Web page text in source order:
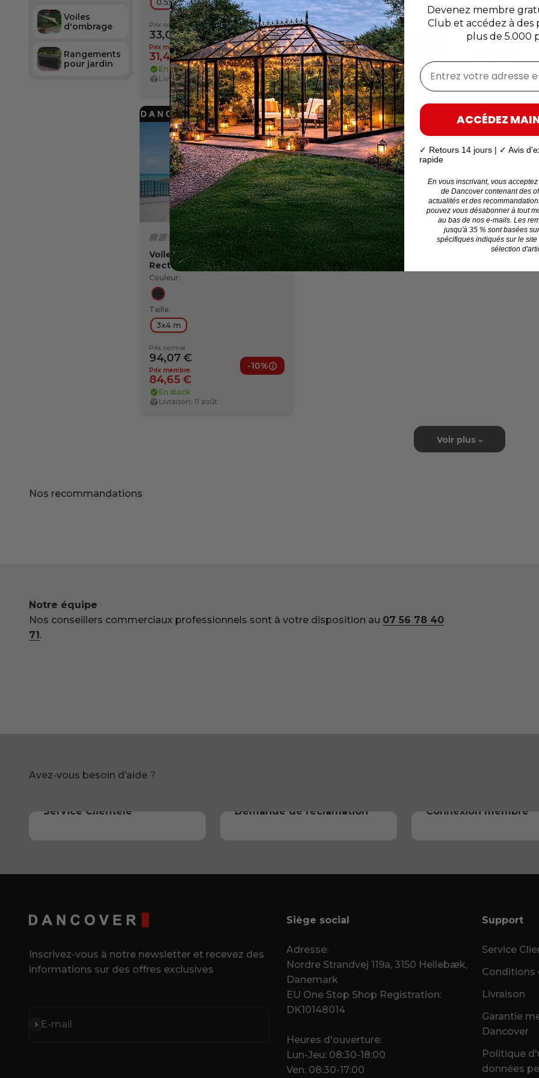
Voiles
d'ombrage
Rangements
pour jardin
Prix normal
33,07 €
Prix membre
31,42 €
-5%
Avantages membre
En stock
Livraison: 11 août
Prix normal
122,58 €
Prix membre
116,45 €
En stock
Livraison: 11-12 août
Prix normal
183,33 €
Livraison: 11
Voile d’ombrage 3x4m,
Rectangulaire, Anthracite
Couleur:
Anthracite
Taille:
3x4 m
Prix normal
94,07 €
Prix membre
84,65 €
-10%
Avantages membre
En stock
Livraison: 11 août
Voir plus
Notre équipe
Nos conseillers commerciaux professionnels sont à votre disposition au 07 56 78 40
71.
Service Clientèle Demande de réclamation Connexion membre
Inscrivez-vous à notre newsletter et recevez des
informations sur des offres exclusives
E-mail
S'inscrire
Siège social
Adresse:
Nordre Strandvej 119a, 3150 Hellebæk,
Danemark
EU One Stop Shop Registration:
DK10148014
Heures d'ouverture:
Lun-Jeu: 08:30-18:00
Ven: 08:30-17:00
Support
Service
Conditions
Livraison
Garantie
Dancover
Politique
données
Devenez membre
Club et accédez à des
plus de 5.000
Entrez votre adresse e-
ACCÉDEZ
✓ Retours 14 jours | ✓ Avis
rapide
En vous inscrivant, vous
de Dancover contenant des
actualités et des
pouvez vous désabonner à tout
au bas de nos e-mails. Les
jusqu'à 35 % sont basées
spécifiques indiqués sur le
sélection